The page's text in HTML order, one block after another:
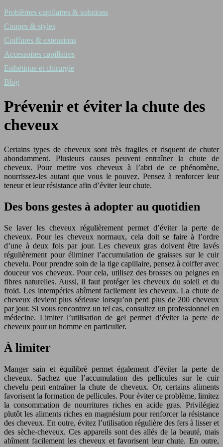
Problèmes capillaires & solutions
Coupes & styles
Coiffures & extensions
Accessoires capillaires
Esthétique et chirurgie
Blog
Prévenir et éviter la chute des
cheveux
Certains types de cheveux sont très fragiles et risquent de chuter
abondamment. Plusieurs causes peuvent entraîner la chute de
cheveux. Pour mettre vos cheveux à l’abri de ce phénomène,
nourrissez-les autant que vous le pouvez. Pensez à renforcer leur
teneur et leur résistance afin d’éviter leur chute.
Des bons gestes à adopter au quotidien
Se laver les cheveux régulièrement permet d’éviter la perte de
cheveux. Pour les cheveux normaux, cela doit se faire à l’ordre
d’une à deux fois par jour. Les cheveux gras doivent être lavés
régulièrement pour éliminer l’accumulation de graisses sur le cuir
chevelu. Pour prendre soin de la tige capillaire, pensez à coiffer avec
douceur vos cheveux. Pour cela, utilisez des brosses ou peignes en
fibres naturelles. Aussi, il faut protéger les cheveux du soleil et du
froid. Les intempéries abîment facilement les cheveux. La chute de
cheveux devient plus sérieuse lorsqu’on perd plus de 200 cheveux
par jour. Si vous rencontrez un tel cas, consultez un professionnel en
médecine. Limiter l’utilisation de gel permet d’éviter la perte de
cheveux pour un homme en particulier.
À limiter
Manger sain et équilibré permet également d’éviter la perte de
cheveux. Sachez que l’accumulation des pellicules sur le cuir
chevelu peut entraîner la chute de cheveux. Or, certains aliments
favorisent la formation de pellicules. Pour éviter ce problème, limitez
la consommation de nourritures riches en acide gras. Privilégiez
plutôt les aliments riches en magnésium pour renforcer la résistance
des cheveux. En outre, évitez l’utilisation régulière des fers à lisser et
des sèche-cheveux. Ces appareils sont des allés de la beauté, mais
abîment facilement les cheveux et favorisent leur chute. En outre,